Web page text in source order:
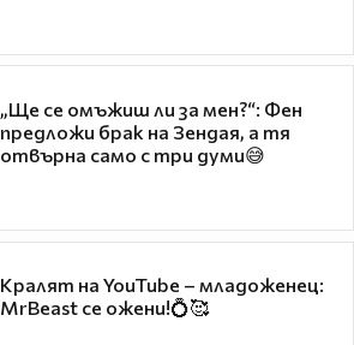
„Ще се омъжиш ли за мен?“: Фен
предложи брак на Зендая, а тя
отвърна само с три думи😅
Кралят на YouTube – младоженец:
MrBeast се ожени!💍🥰